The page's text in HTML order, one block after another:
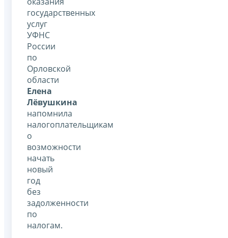
государственных
услуг
УФНС
России
по
Орловской
области
Елена
Лёвушкина
напомнила
налогоплательщикам
о
возможности
начать
новый
год
без
задолженности
по
налогам.